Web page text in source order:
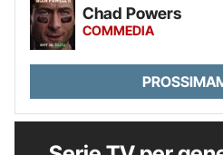
Chad Powers
COMMEDIA